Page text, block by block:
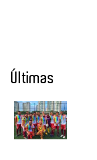
Últimas